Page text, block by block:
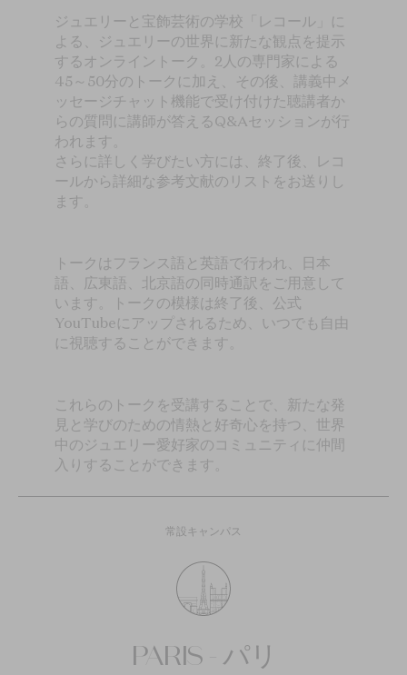
ジュエリーと宝飾芸術の学校「レコール」に
よる、ジュエリーの世界に新たな観点を提示
するオンライントーク。2人の専門家による
45～50分のトークに加え、その後、講義中メ
ッセージチャット機能で受け付けた聴講者か
らの質問に講師が答えるQ&Aセッションが行
われます。
さらに詳しく学びたい方には、終了後、レコ
ールから詳細な参考文献のリストをお送りし
ます。
トークはフランス語と英語で行われ、日本
語、広東語、北京語の同時通訳をご用意して
います。トークの模様は終了後、公式
YouTubeにアップされるため、いつでも自由
に視聴することができます。
これらのトークを受講することで、新たな発
見と学びのための情熱と好奇心を持つ、世界
中のジュエリー愛好家のコミュニティに仲間
入りすることができます。
常設キャンパス
PARIS - パリ